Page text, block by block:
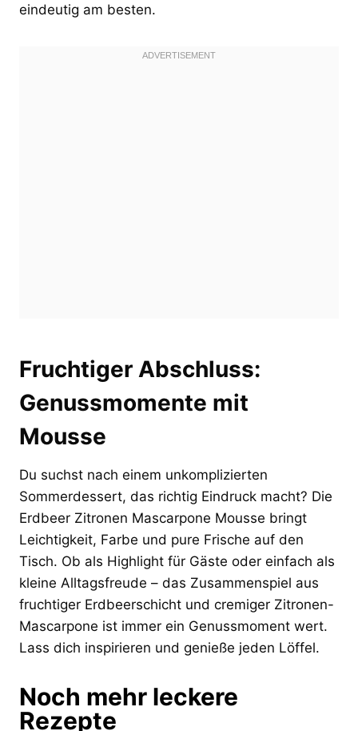
eindeutig am besten.
Fruchtiger Abschluss:
Genussmomente mit
Mousse
Du suchst nach einem unkomplizierten
Sommerdessert, das richtig Eindruck macht? Die
Erdbeer Zitronen Mascarpone Mousse bringt
Leichtigkeit, Farbe und pure Frische auf den
Tisch. Ob als Highlight für Gäste oder einfach als
kleine Alltagsfreude – das Zusammenspiel aus
fruchtiger Erdbeerschicht und cremiger Zitronen-
Mascarpone ist immer ein Genussmoment wert.
Lass dich inspirieren und genieße jeden Löffel.
Noch mehr leckere
Rezepte